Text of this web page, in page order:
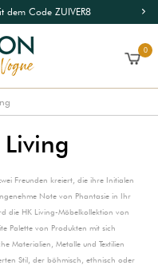
dem Code ZUIVER8
0
Freunden kreiert, die ihre Initialen
Note von Phantasie in Ihr
die HK Living-Möbelkollektion von
Palette von Produkten mit sich
Materialien, Metalle und Textilien
Stil, der böhmisch, ethnisch oder